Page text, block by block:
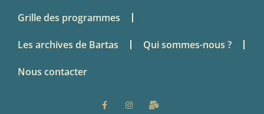
Grille des programmes
Les archives de Bartas Qui sommes-nous ?
Nous contacter